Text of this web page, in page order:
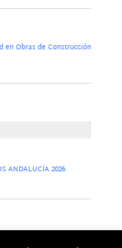
en Obras de Construcción
ANDALUCÍA 2026